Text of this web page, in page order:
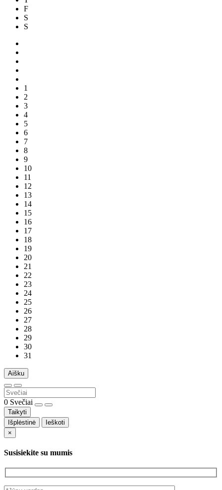
F
S
S
1
2
3
4
5
6
7
8
9
10
11
12
13
14
15
16
17
18
19
20
21
22
23
24
25
26
27
28
29
30
31
Aišku
0 Svečiai
Taikyti
Išplėstinė
Ieškoti
×
Susisiekite su mumis